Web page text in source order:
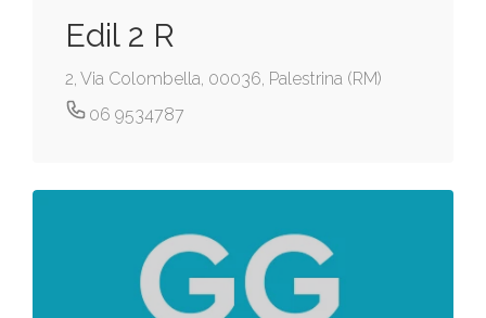
Edil 2 R
2, Via Colombella, 00036, Palestrina (RM)
06 9534787